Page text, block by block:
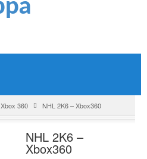
Xbox 360 NHL 2K6 – Xbox360
NHL 2K6 –
Xbox360